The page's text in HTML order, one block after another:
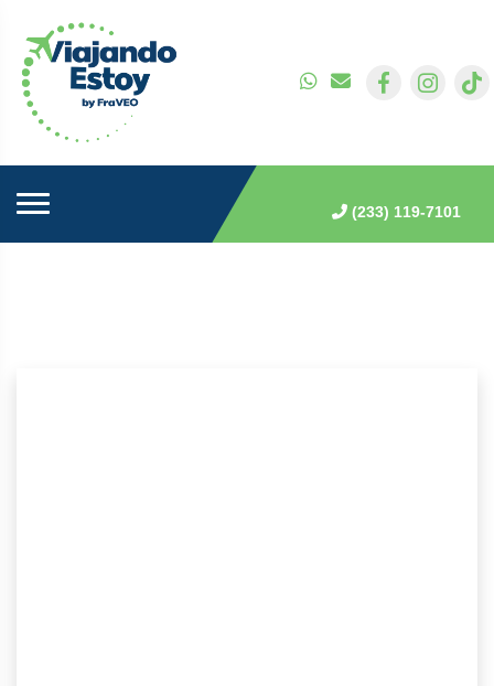
(233) 119-7101